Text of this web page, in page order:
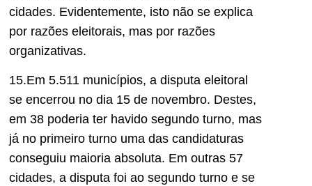
cidades. Evidentemente, isto não se explica
por razões eleitorais, mas por razões
organizativas.
15.Em 5.511 municípios, a disputa eleitoral
se encerrou no dia 15 de novembro. Destes,
em 38 poderia ter havido segundo turno, mas
já no primeiro turno uma das candidaturas
conseguiu maioria absoluta. Em outras 57
cidades, a disputa foi ao segundo turno e se